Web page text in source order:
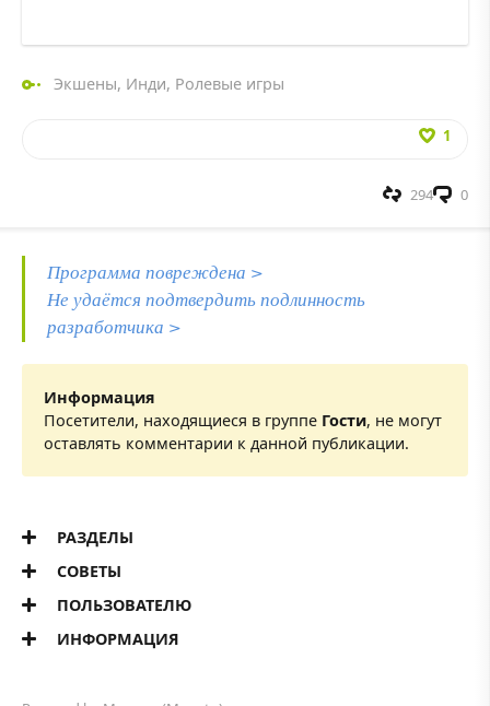
Экшены, Инди, Ролевые игры
1
0
294
Программа повреждена >
Не удаётся подтвердить подлинность
разработчика >
Информация
Посетители, находящиеся в группе Гости, не могут
оставлять комментарии к данной публикации.
РАЗДЕЛЫ
СОВЕТЫ
ПОЛЬЗОВАТЕЛЮ
ИНФОРМАЦИЯ